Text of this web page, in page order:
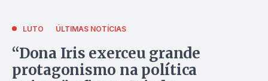
LUTO ÚLTIMAS NOTÍCIAS
“Dona Iris exerceu grande
protagonismo na política